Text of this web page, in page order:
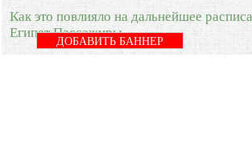
Как это повлияло на дальнейшее
Египет Пассажиры
ДОБАВИТЬ БАННЕР